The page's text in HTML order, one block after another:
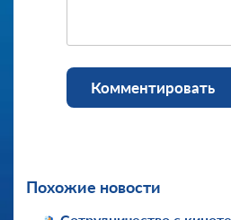
Комментировать
Похожие новости